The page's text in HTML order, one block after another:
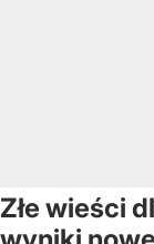
Złe wieści